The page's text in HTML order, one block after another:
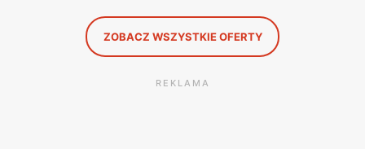
ZOBACZ WSZYSTKIE OFERTY
REKLAMA